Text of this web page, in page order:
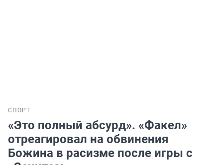
СПОРТ
«Это полный абсурд». «Факел»
отреагировал на обвинения
Божина в расизме после игры с